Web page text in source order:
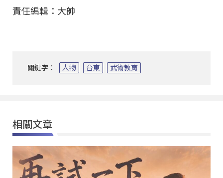
責任編輯：大帥
關鍵字： 人物 台東 武術教育
相關文章